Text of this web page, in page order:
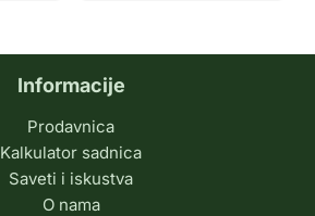
Informacije
Prodavnica
Kalkulator sadnica
Saveti i iskustva
O nama